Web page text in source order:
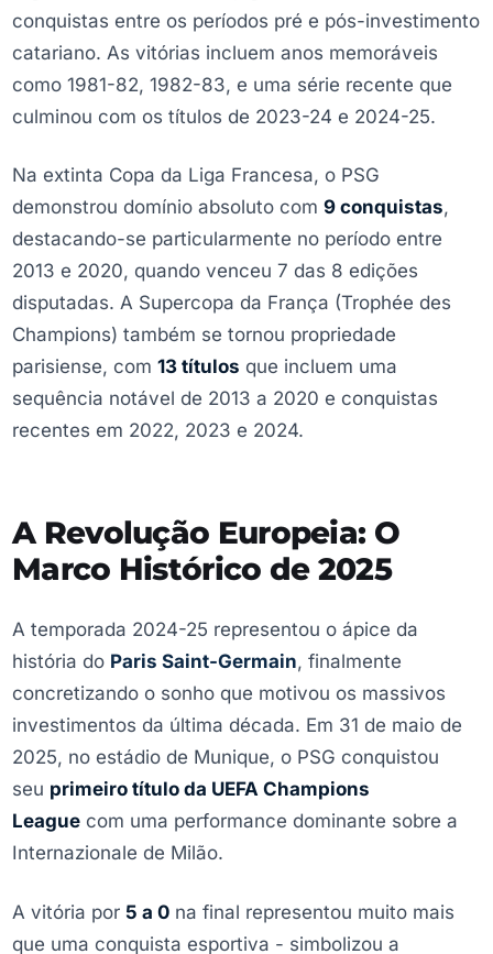
conquistas entre os períodos pré e pós-investimento
catariano. As vitórias incluem anos memoráveis
como 1981-82, 1982-83, e uma série recente que
culminou com os títulos de 2023-24 e 2024-25.
Na extinta Copa da Liga Francesa, o PSG
demonstrou domínio absoluto com 9 conquistas,
destacando-se particularmente no período entre
2013 e 2020, quando venceu 7 das 8 edições
disputadas. A Supercopa da França (Trophée des
Champions) também se tornou propriedade
parisiense, com 13 títulos que incluem uma
sequência notável de 2013 a 2020 e conquistas
recentes em 2022, 2023 e 2024.
A Revolução Europeia: O
Marco Histórico de 2025
A temporada 2024-25 representou o ápice da
história do Paris Saint-Germain, finalmente
concretizando o sonho que motivou os massivos
investimentos da última década. Em 31 de maio de
2025, no estádio de Munique, o PSG conquistou
seu primeiro título da UEFA Champions
League com uma performance dominante sobre a
Internazionale de Milão.
A vitória por 5 a 0 na final representou muito mais
que uma conquista esportiva - simbolizou a